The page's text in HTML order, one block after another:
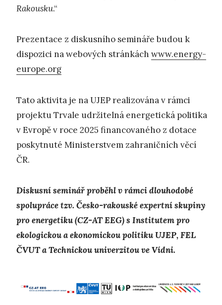
Rakousku.“
Prezentace z diskusního semináře budou k
dispozici na webových stránkách www.energy-
europe.org
Tato aktivita je na UJEP realizována v rámci
projektu Trvale udržitelná energetická politika
v Evropě v roce 2025 financovaného z dotace
poskytnuté Ministerstvem zahraničních věcí
ČR.
Diskusní seminář proběhl v rámci dlouhodobé
spolupráce tzv. Česko-rakouské expertní skupiny
pro energetiku (CZ-AT EEG) s Institutem pro
ekologickou a ekonomickou politiku UJEP, FEL
ČVUT a Technickou univerzitou ve Vídni.